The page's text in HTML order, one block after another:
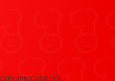
AVM/ÇANKAYA